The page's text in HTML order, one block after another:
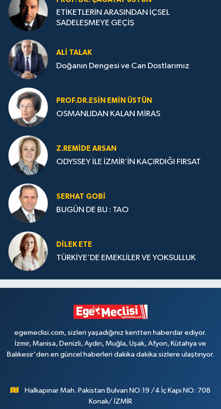
ETİKETLERİN ARASINDAN İÇSEL
SADELEŞMEYE GEÇİŞ
ALI TALAK
Doğanın Dengesi ve Can Dostlarımız
PROF.DR.ESIN EMIN ÜSTÜN
OSMANLIDAN KALAN MİRAS
Z.REMIDE ARSAN
ODYSSEY İLE İZMİR’İN KAÇIRDIĞI FIRSAT
SERHAT GOBİ
BUGÜN DE BU : TAO
DILEK ETE
TÜRKİYE’DE EMEKLİLER VE YOKSULLUK
egemeclisi.com, sizleri yaşadığınız kentten haberdar ediyor.
İzmir, Manisa, Denizli, Aydın, Muğla, Uşak, Afyon, Kütahya ve
Balıkesir'den en güncel haberleri dakika dakika sizlere ulaştırıyor.
Halkapınar Mah. Pakistan Bulvarı NO:19 /4 İç Kapı NO: 708
Konak/ İZMİR